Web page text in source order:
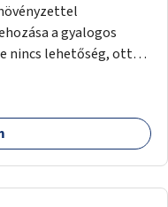
a gyalogos
nincs lehetőség, ott